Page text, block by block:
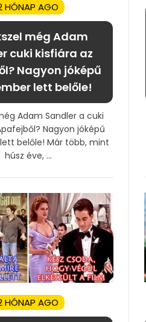
HÓNAP AGO
még Adam
cuki kisfiára az
Nagyon jóképű
lett belőle!
Adam Sandler a cuki
Nagyon jóképű
belőle! Már több, mint
húsz éve, ...
HÓNAP AGO